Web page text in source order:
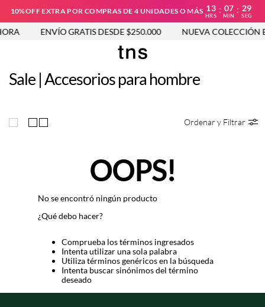
10%OFF EXTRA POR COMPRAS DE 4 UNIDADES O MÁS 13
HRS
: 07
MIN
: 29
SEG
ENVÍO GRATIS DESDE $250.000 NUEVA COLECCIÓN
Sale | Accesorios para hombre
Ordenar y Filtrar
OOPS!
No se encontró ningún producto
¿Qué debo hacer?
Comprueba los términos ingresados
Intenta utilizar una sola palabra
Utiliza términos genéricos en la búsqueda
Intenta buscar sinónimos del término
deseado